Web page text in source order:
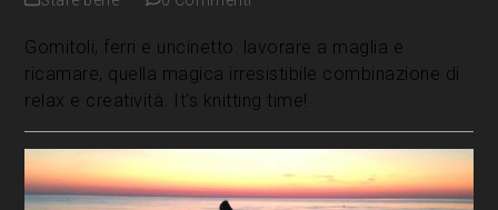
Gomitoli, ferri e uncinetto: lavorare a maglia e
ricamare, quella magica irresistibile combinazione di
relax e creatività. It's knitting time!